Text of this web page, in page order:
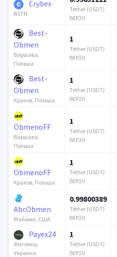
Crybex
BSTN
Tether (USDT)
BEP20
Best-
Obmen
Варшава,
Польша
1
Tether (USDT)
BEP20
Best-
Obmen
Краков, Польша
1
Tether (USDT)
BEP20
ObmenoFF
Варшава,
Польша
1
Tether (USDT)
BEP20
ObmenoFF
Краков, Польша
1
Tether (USDT)
BEP20
AbcObmen
Майами, США
0.99800389
Tether (USDT)
BEP20
Payex24
Житомир,
Украина
1
Tether (USDT)
BEP20